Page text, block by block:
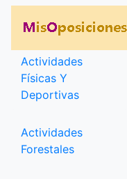
Categorías
Actividades
Físicas Y
Deportivas
Actividades
Forestales